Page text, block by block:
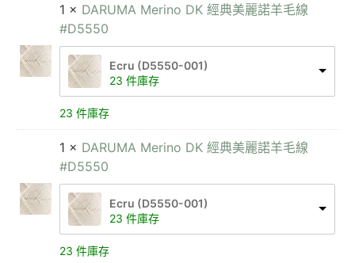
1 × DARUMA Merino DK 經典美麗諾羊毛線
#D5550
Ecru (D5550-001)
23 件庫存
23 件庫存
1 × DARUMA Merino DK 經典美麗諾羊毛線
#D5550
Ecru (D5550-001)
23 件庫存
23 件庫存